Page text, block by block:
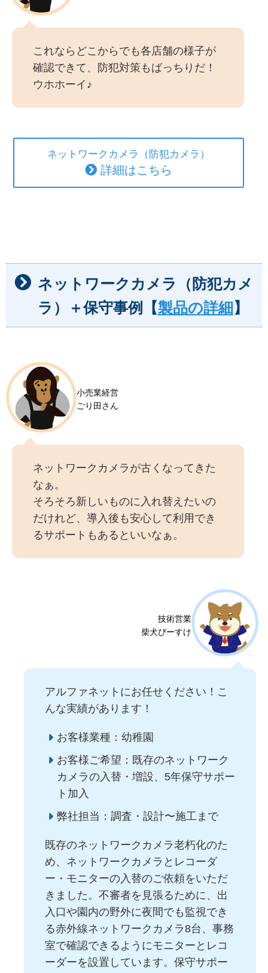
これならどこからでも各店舗の様子が
確認できて、防犯対策もばっちりだ！
ウホホーイ♪
ネットワークカメラ（防犯カメラ）
詳細はこちら
ネットワークカメラ（防犯カメ
ラ）＋保守事例【製品の詳細】
小売業経営
ごり田さん
ネットワークカメラが古くなってきた
なぁ。
そろそろ新しいものに入れ替えたいの
だけれど、導入後も安心して利用でき
るサポートもあるといいなぁ。
技術営業
柴犬ぴーすけ
アルファネットにお任せください！こ
んな実績があります！
お客様業種：幼稚園
お客様ご希望：既存のネットワーク
カメラの入替・増設、5年保守サポー
ト加入
弊社担当：調査・設計〜施工まで
既存のネットワークカメラ老朽化のた
め、ネットワークカメラとレコーダ
ー・モニターの入替のご依頼をいただ
きました。不審者を見張るために、出
入口や園内の野外に夜間でも監視でき
る赤外線ネットワークカメラ8台、事務
室で確認できるようにモニターとレコ
ーダーを設置しています。保守サポー